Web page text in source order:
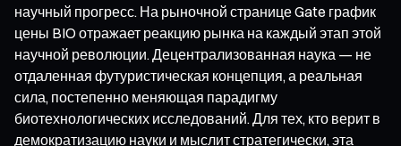
научный прогресс. На рыночной странице Gate график
цены BIO отражает реакцию рынка на каждый этап этой
научной революции. Децентрализованная наука — не
отдаленная футуристическая концепция, а реальная
сила, постепенно меняющая парадигму
биотехнологических исследований. Для тех, кто верит в
демократизацию науки и мыслит стратегически, эта